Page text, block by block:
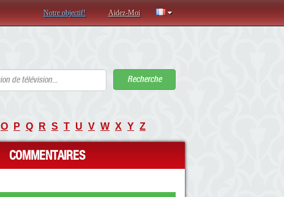
Notre objectif! Aidez-Moi
Recherche
O P Q R S T U V W X Y Z
COMMENTAIRES